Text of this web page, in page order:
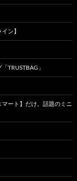
ン】
TRUSTBAG」
ート】だけ。話題のミニ